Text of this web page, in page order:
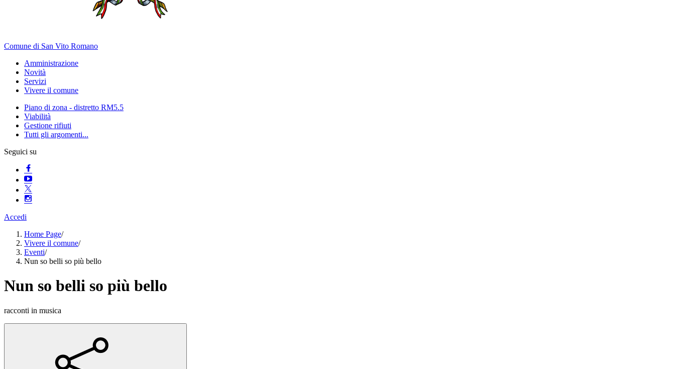
Comune di San Vito Romano
Amministrazione
Novità
Servizi
Vivere il comune
Piano di zona - distretto RM5.5
Viabilità
Gestione rifiuti
Tutti gli argomenti...
Seguici su
Accedi
Home Page/
Vivere il comune/
Eventi/
Nun so belli so più bello
Nun so belli so più bello
racconti in musica